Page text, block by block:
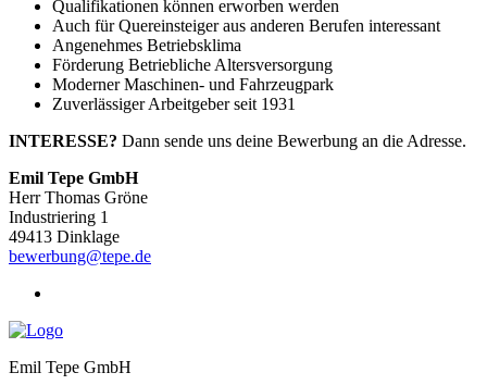
Qualifikationen können erworben werden
Auch für Quereinsteiger aus anderen Berufen interessant
Angenehmes Betriebsklima
Förderung Betriebliche Altersversorgung
Moderner Maschinen- und Fahrzeugpark
Zuverlässiger Arbeitgeber seit 1931
INTERESSE? Dann sende uns deine Bewerbung an die Adresse.
Emil Tepe GmbH
Herr Thomas Gröne
Industriering 1
49413 Dinklage
bewerbung@tepe.de
Emil Tepe GmbH